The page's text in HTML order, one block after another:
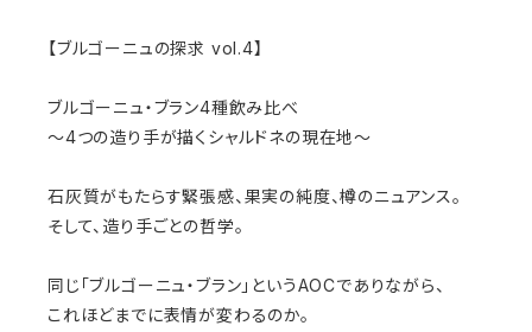
【ブルゴーニュの探求 vol.4】
ブルゴーニュ・ブラン4種飲み比べ
〜4つの造り手が描くシャルドネの現在地〜
石灰質がもたらす緊張感、果実の純度、樽のニュアンス。
そして、造り手ごとの哲学。
同じ「ブルゴーニュ・ブラン」というAOCでありながら、
これほどまでに表情が変わるのか。